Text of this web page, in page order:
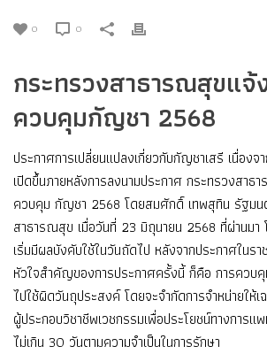
0 0
กระทรวงสาธารณสุขแจ้
ควบคุมกัญชา 2568
ประกาศการเปลี่ยนแปลงเกี่ยวกับกัญชาเสรี เนื่องจ
เปิดขึ้นภายหลังการลงนามประกาศ กระทรวงสาธ
ควบคุม กัญชา 2568 โดยสมศักดิ์ เทพสุทิน รัฐมน
สาธารณสุข เมื่อวันที่ 23 มิถุนายน 2568 ที่ผ่านมา
เริ่มมีผลบังคับใช้ในวันถัดไป หลังจากประกาศในรา
หัวใจสำคัญของการประกาศครั้งนี้ ก็คือ การควบ
ไปใช้ผิดวันถุประสงค์ โดยจะจำกัดการจำหน่ายให้เ
ผู้ประกอบวิชาชีพเวชกรรมเพื่อประโยชน์ทางการแ
ไม่เกิน 30 วันตามความจำเป็นในการรักษา